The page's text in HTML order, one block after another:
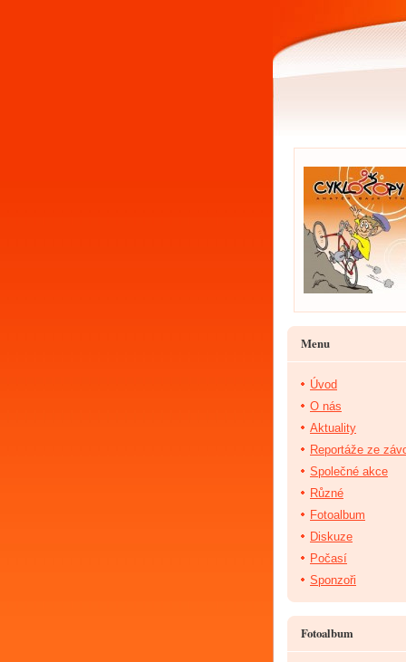
Menu
Úvod
O nás
Aktuality
Reportáže ze
Společné akce
Různé
Fotoalbum
Diskuze
Počasí
Sponzoři
Fotoalbum